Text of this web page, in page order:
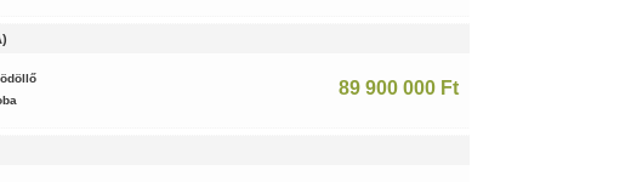
89 900 000 Ft